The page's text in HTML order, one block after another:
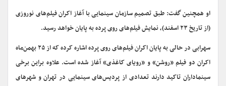
او همچنین گفت: طبق تصمیم سازمان سینمایی با آغاز اکران فیلم‌های نوروزی
(از تاریخ ۲۳ اسفند)، نمایش فیلم‌های روی پرده به پایان خواهد رسید.
سهرابی در حالی به پایان اکران فیلم‌های روی‌ پرده اشاره کرده که از ۲۵ بهمن‌ماه
اکران دو فیلم «روشن» و «رویای کاغذی» آغاز شده است. علاوه براین برخی
سینماداران تاکید دارند تعدادی از پردیس‌های سینمایی در تهران و شهرهای